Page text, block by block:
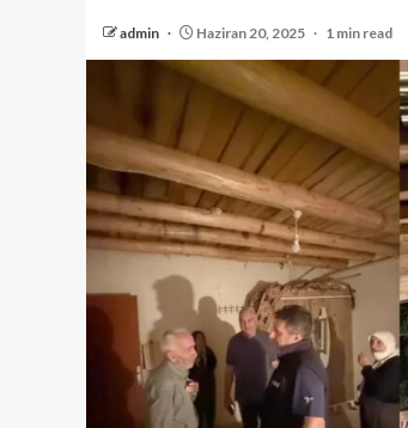
admin Haziran 20, 2025 1 min read